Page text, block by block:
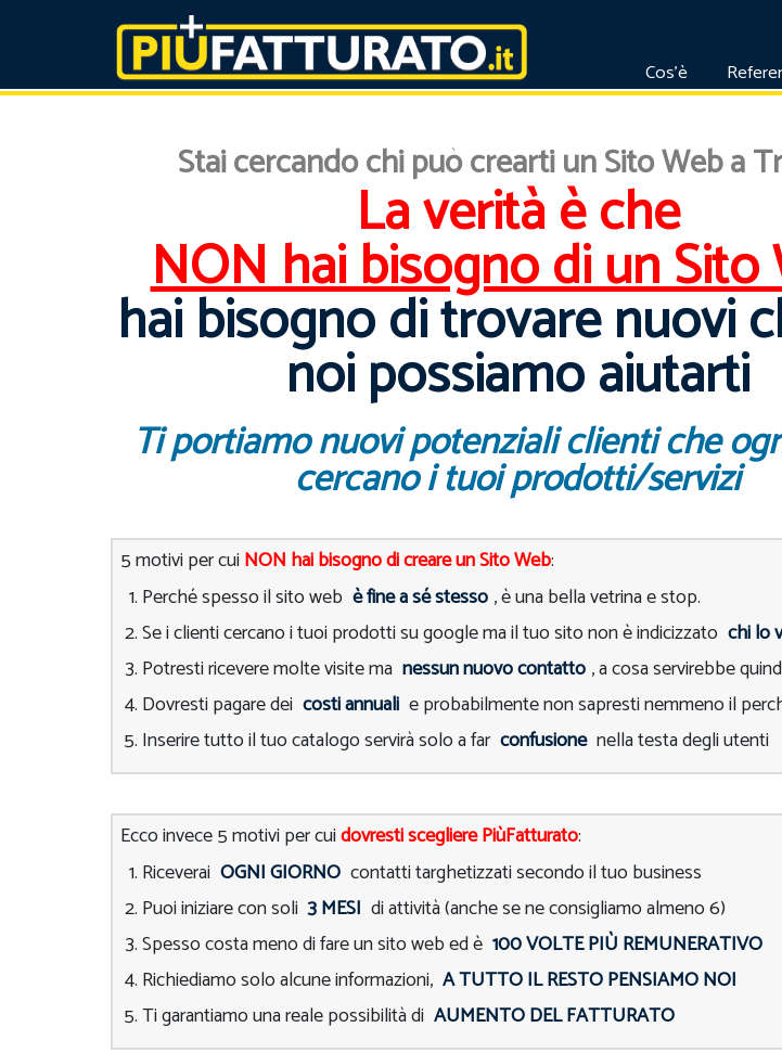
Cos'è
Stai cercando chi può crearti un Sito Web a
La verità è che
NON hai bisogno di un Sito
hai bisogno di trovare nuovi
noi possiamo aiutarti
Ti portiamo nuovi potenziali clienti che
cercano i tuoi prodotti/servizi
5 motivi per cuiNON hai bisogno di creare un Sito Web:
Perché spesso il sito web è fine a sé stesso , è una bella vetrina e stop.
Se i clienti cercano i tuoi prodotti su google ma il tuo sito non è indicizzato chi lo
Potresti ricevere molte visite ma nessun nuovo contatto , a cosa servirebbe
Dovresti pagare dei costi annuali e probabilmente non sapresti nemmeno il
Inserire tutto il tuo catalogo servirà solo a far confusione nella testa degli utenti
Ecco invece 5 motivi per cuidovresti scegliere PiùFatturato:
Riceverai OGNI GIORNO contatti targhetizzati secondo il tuo business
Puoi iniziare con soli 3 MESI di attività (anche se ne consigliamo almeno 6)
Spesso costa meno di fare un sito web ed è 100 VOLTE PIÙ REMUNERATIVO
Richiediamo solo alcune informazioni, A TUTTO IL RESTO PENSIAMO NOI
Ti garantiamo una reale possibilità di AUMENTO DEL FATTURATO